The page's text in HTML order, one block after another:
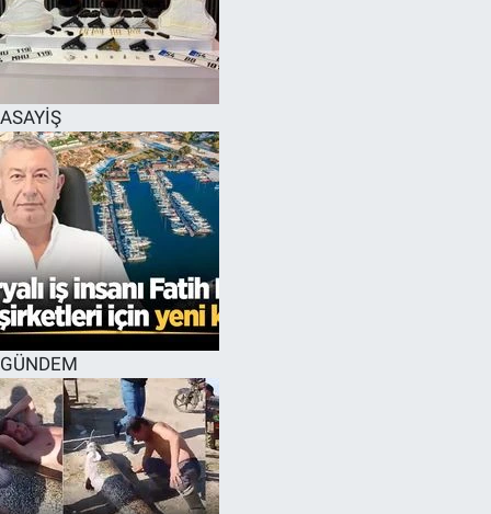
ASAYİŞ
GÜNDEM
EĞİTİM
ÖZEL HABER
HALK54 PANORAMA